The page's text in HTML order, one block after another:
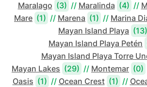
Maralago (3) // Maralinda (4) //
Mare (1) // Marena (1) // Marina
Mayan Island Playa (13)
Mayan Island Playa Petén
Mayan Island Playa Torre
Mayan Lakes (29) // Montemar (0)
Oasis (1) // Ocean Crest (1) //